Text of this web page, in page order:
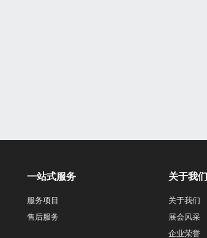
一站式服务
服务项目
售后服务
关于我们
关于我们
展会风采
企业荣誉